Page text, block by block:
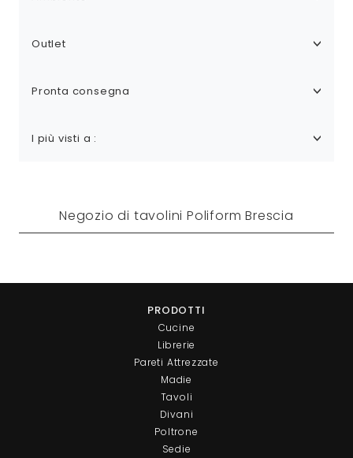
Outlet
Pronta consegna
I più visti a :
Negozio di tavolini Poliform Brescia
PRODOTTI
Cucine
Librerie
Pareti Attrezzate
Madie
Tavoli
Divani
Poltrone
Sedie